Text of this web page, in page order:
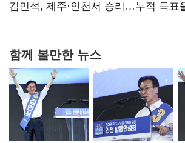
핵심으로 재부상
김민석, 제주·인천서 승리…누적 득표
함께 볼만한 뉴스